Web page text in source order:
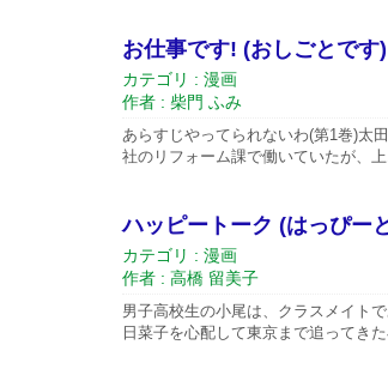
お仕事です! (おしごとです)
カテゴリ : 漫画
作者 : 柴門 ふみ
あらすじやってられないわ(第1巻)太
社のリフォーム課で働いていたが、
ハッピートーク (はっぴー
カテゴリ : 漫画
作者 : 高橋 留美子
男子高校生の小尾は、クラスメイト
日菜子を心配して東京まで追ってき